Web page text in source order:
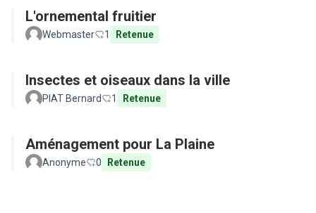
L'ornemental fruitier
Webmaster 1 Retenue
Insectes et oiseaux dans la ville
PIAT Bernard 1 Retenue
Aménagement pour La Plaine
Anonyme 0 Retenue